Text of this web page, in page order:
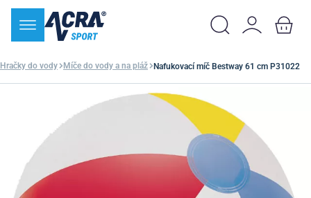
Hračky do vody Míče do vody a na pláž Nafukovací míč Bestway 61 cm P31022